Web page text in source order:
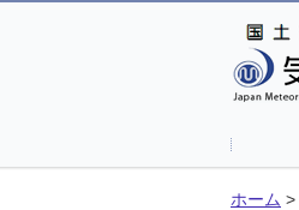
ホーム >